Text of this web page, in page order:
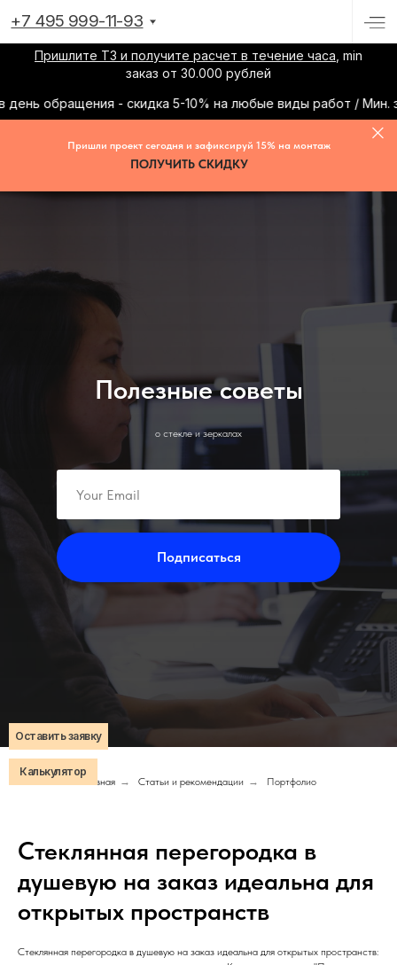
Пришлите ТЗ и получите расчет в течение часа , min
заказ от 30.000 рублей
обращения - скидка 5-10% на любые виды работ / Мин.
+7 495 999-11-93
Пришли проект сегодня и зафиксируй 15% на монтаж
ПОЛУЧИТЬ СКИДКУ
Полезные советы
о стекле и зеркалах
Подписаться
Главная → Статьи и рекомендации → Портфолио
Стеклянная перегородка в
душевую на заказ идеальна для
открытых пространств
Стеклянная перегородка в душевую на заказ идеальна для открытых пространств:
Оставить заявку
Калькулятор